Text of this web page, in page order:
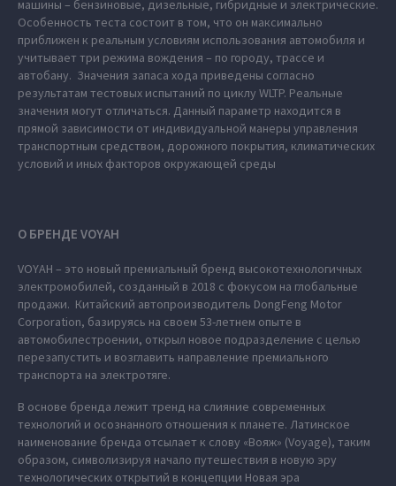
машины – бензиновые, дизельные, гибридные и электрические.
Особенность теста состоит в том, что он максимально
приближен к реальным условиям использования автомобиля и
учитывает три режима вождения – по городу, трассе и
автобану. Значения запаса хода приведены согласно
результатам тестовых испытаний по циклу WLTP. Реальные
значения могут отличаться. Данный параметр находится в
прямой зависимости от индивидуальной манеры управления
транспортным средством, дорожного покрытия, климатических
условий и иных факторов окружающей среды
О БРЕНДЕ VOYAH
VOYAH – это новый премиальный бренд высокотехнологичных
электромобилей, созданный в 2018 с фокусом на глобальные
продажи. Китайский автопроизводитель DongFeng Motor
Corporation, базируясь на своем 53-летнем опыте в
автомобилестроении, открыл новое подразделение с целью
перезапустить и возглавить направление премиального
транспорта на электротяге.
В основе бренда лежит тренд на слияние современных
технологий и осознанного отношения к планете. Латинское
наименование бренда отсылает к слову «Вояж» (Voyage), таким
образом, символизируя начало путешествия в новую эру
технологических открытий в концепции Новая эра